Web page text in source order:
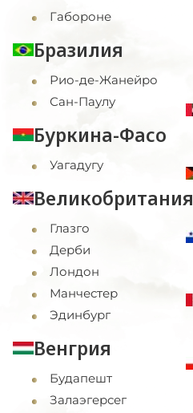
Габороне
Бразилия
Рио-де-Жанейро
Сан-Паулу
Буркина-Фасо
Уагадугу
Великобритания
Глазго
Дерби
Лондон
Манчестер
Эдинбург
Венгрия
Будапешт
Залаэгерсег